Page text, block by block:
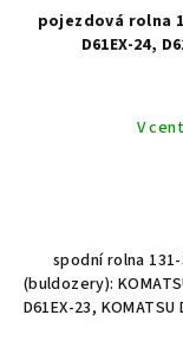
pojezdová rolna
D61EX-24,
V
spodní rolna
(buldozery):
D61EX-23, KOMATSU